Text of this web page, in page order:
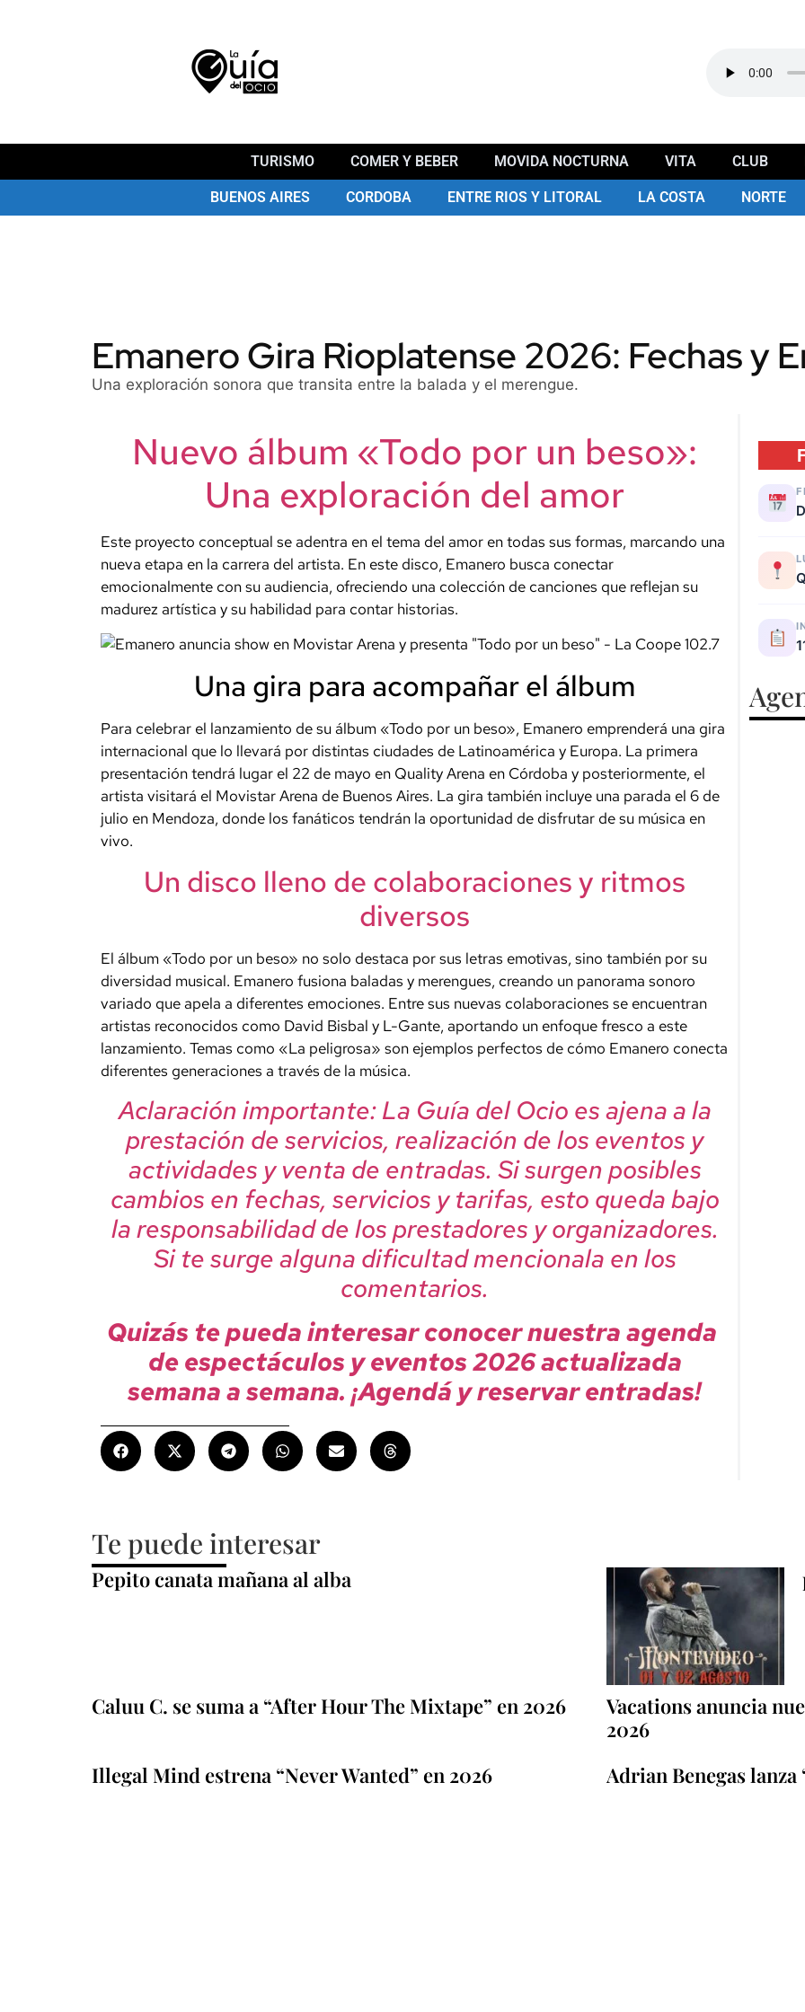
TURISMO COMER Y BEBER MOVIDA NOCTURNA VITA CLUB
BUENOS AIRES CORDOBA ENTRE RIOS Y LITORAL LA COSTA NORTE
Emanero Gira Rioplatense 2026: Fechas y
Una exploración sonora que transita entre la balada y el merengue.
Nuevo álbum «Todo por un beso»:
Una exploración del amor
Este proyecto conceptual se adentra en el tema del amor en todas sus formas, marcando una
nueva etapa en la carrera del artista. En este disco, Emanero busca conectar
emocionalmente con su audiencia, ofreciendo una colección de canciones que reflejan su
madurez artística y su habilidad para contar historias.
Una gira para acompañar el álbum
Para celebrar el lanzamiento de su álbum «Todo por un beso», Emanero emprenderá una gira
internacional que lo llevará por distintas ciudades de Latinoamérica y Europa. La primera
presentación tendrá lugar el 22 de mayo en Quality Arena en Córdoba y posteriormente, el
artista visitará el Movistar Arena de Buenos Aires. La gira también incluye una parada el 6 de
julio en Mendoza, donde los fanáticos tendrán la oportunidad de disfrutar de su música en
vivo.
Un disco lleno de colaboraciones y ritmos
diversos
El álbum «Todo por un beso» no solo destaca por sus letras emotivas, sino también por su
diversidad musical. Emanero fusiona baladas y merengues, creando un panorama sonoro
variado que apela a diferentes emociones. Entre sus nuevas colaboraciones se encuentran
artistas reconocidos como David Bisbal y L-Gante, aportando un enfoque fresco a este
lanzamiento. Temas como «La peligrosa» son ejemplos perfectos de cómo Emanero conecta
diferentes generaciones a través de la música.
Aclaración importante: La Guía del Ocio es ajena a la
prestación de servicios, realización de los eventos y
actividades y venta de entradas. Si surgen posibles
cambios en fechas, servicios y tarifas, esto queda bajo
la responsabilidad de los prestadores y organizadores.
Si te surge alguna dificultad mencionala en los
comentarios.
Quizás te pueda interesar conocer nuestra agenda
de espectáculos y eventos 2026 actualizada
semana a semana. ¡Agendá y reservar entradas!
Te puede interesar
Pepito canata mañana al alba
Caluu C. se suma a “After Hour The Mixtape” en 2026
Vacations anuncia
2026
Illegal Mind estrena “Never Wanted” en 2026
Adrian Benegas